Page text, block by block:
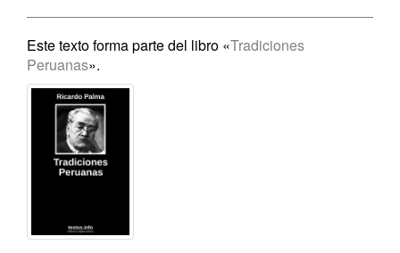
Este texto forma parte del libro «Tradiciones
Peruanas».